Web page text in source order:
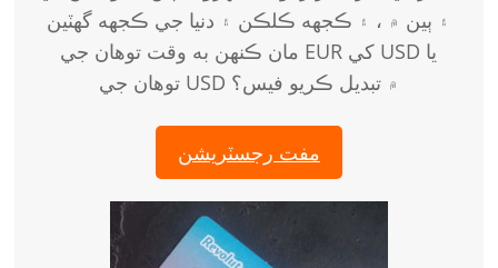
۽ ٻين ۾ ، ۽ ڪجهه ڪلڪن ۽ دنيا جي ڪجهه گهٽين
مان ڪنهن به وقت توهان جي EUR کي USD يا
توهان جي USD ۾ تبديل ڪريو فيس؟
مفت رجسٽريشن